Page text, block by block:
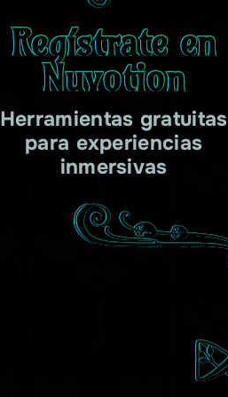
Regístrate en
Nuvotion
Herramientas gratuitas
para experiencias
inmersivas